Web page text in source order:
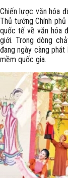
Chiến lược văn hóa
Thủ tướng Chính
quốc tế về văn hóa
giới. Trong dòng
đang ngày càng
mềm quốc gia.